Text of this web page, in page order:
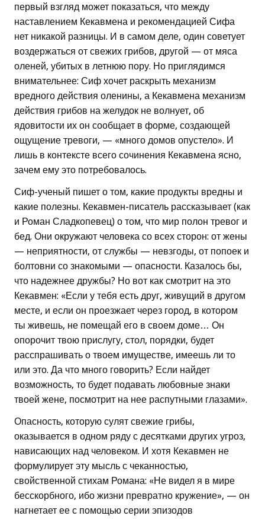
первый взгляд может показаться, что между
наставлением Кекавмена и рекомендацией Сифа
нет никакой разницы. И в самом деле, один советует
воздержаться от свежих грибов, другой — от мяса
оленей, убитых в летнюю пору. Но приглядимся
внимательнее: Сиф хочет раскрыть механизм
вредного действия оленины, а Кекавмена механизм
действия грибов на желудок не волнует, об
ядовитости их он сообщает в форме, создающей
ощущение тревоги, — «много домов опустело». И
лишь в контексте всего сочинения Кекавмена ясно,
зачем ему это потребовалось.
Сиф-ученый пишет о том, какие продукты вредны и
какие полезны. Кекавмен-писатель рассказывает (как
и Роман Сладкопевец) о том, что мир полон тревог и
бед. Они окружают человека со всех сторон: от жены
— неприятности, от службы — невзгоды, от попоек и
болтовни со знакомыми — опасности. Казалось бы,
что надежнее дружбы? Но вот как смотрит на это
Кекавмен: «Если у тебя есть друг, живущий в другом
месте, и если он проезжает через город, в котором
ты живешь, не помещай его в своем доме… Он
опорочит твою прислугу, стол, порядки, будет
расспрашивать о твоем имуществе, имеешь ли то
или это. Да что много говорить? Если найдет
возможность, то будет подавать любовные знаки
твоей жене, посмотрит на нее распутными глазами».
Опасность, которую сулят свежие грибы,
оказывается в одном ряду с десятками других угроз,
нависающих над человеком. И хотя Кекавмен не
формулирует эту мысль с чеканностью,
свойственной стихам Романа: «Не видел я в мире
бесскорбного, ибо жизни превратно кружение», — он
нагнетает ее с помощью серии эпизодов